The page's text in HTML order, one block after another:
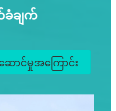
ခံချက်
ောင်မှုအကြောင်း